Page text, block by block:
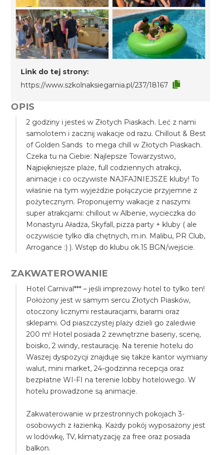
Link do tej strony:
https://www.szkolnaksiegarnia.pl/237/18167
OPIS
2 godziny i jesteś w Złotych Piaskach. Leć z nami
samolotem i zacznij wakacje od razu. Chillout & Best
of Golden Sands to mega chill w Złotych Piaskach.
Czeka tu na Ciebie: Najlepsze Towarzystwo,
Najpiękniejsze plaże, full codziennych atrakcji,
animacje i co oczywiste NAJFAJNIEJSZE kluby! To
właśnie na tym wyjeździe połączycie przyjemne z
pożytecznym. Proponujemy wakacje z naszymi
super atrakcjami: chillout w Albenie, wycieczka do
Monastyru Aładża, Skyfall, pizza party + kluby ( ale
oczywiście tylko dla chętnych, m.in. Malibu, PR Club,
Arrogance :) ). Wstęp do klubu ok.15 BGN/wejście.
ZAKWATEROWANIE
Hotel Carnival*** – jeśli imprezowy hotel to tylko ten!
Położony jest w samym sercu Złotych Piasków,
otoczony licznymi restauracjami, barami oraz
sklepami. Od piaszczystej plaży dzieli go zaledwie
200 m! Hotel posiada 2 zewnętrzne baseny, scenę,
boisko, 2 windy, restaurację. Na terenie hotelu do
Waszej dyspozycji znajduje się także kantor wymiany
walut, mini market, 24-godzinna recepcja oraz
bezpłatne WI-FI na terenie lobby hotelowego. W
hotelu prowadzone są animacje.
Zakwaterowanie w przestronnych pokojach 3-
osobowych z łazienką. Każdy pokój wyposażony jest
w lodówkę, TV, klimatyzację za free oraz posiada
balkon.